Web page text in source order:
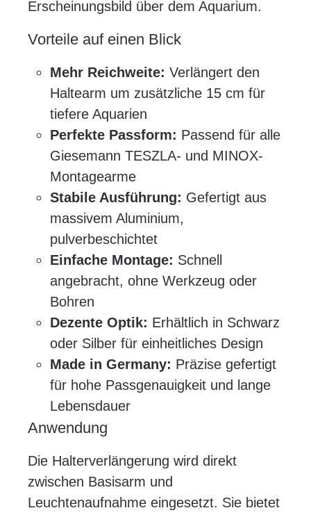
Erscheinungsbild über dem Aquarium.
Vorteile auf einen Blick
Mehr Reichweite: Verlängert den
Haltearm um zusätzliche 15 cm für
tiefere Aquarien
Perfekte Passform: Passend für alle
Giesemann TESZLA- und MINOX-
Montagearme
Stabile Ausführung: Gefertigt aus
massivem Aluminium,
pulverbeschichtet
Einfache Montage: Schnell
angebracht, ohne Werkzeug oder
Bohren
Dezente Optik: Erhältlich in Schwarz
oder Silber für einheitliches Design
Made in Germany: Präzise gefertigt
für hohe Passgenauigkeit und lange
Lebensdauer
Anwendung
Die Halterverlängerung wird direkt
zwischen Basisarm und
Leuchtenaufnahme eingesetzt. Sie bietet